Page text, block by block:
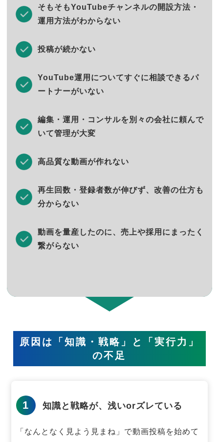
そもそもYouTubeチャンネルの開設方法・
運用方法がわからない
投稿が続かない
YouTube運用についてすぐに相談できるパ
ートナーがいない
編集・運用・コンサルを別々の会社に頼んで
いて管理が大変
高品質な動画が作れない
再生回数・登録者数が伸びず、改善の仕方も
分からない
動画を量産したのに、売上や採用にまったく
繋がらない
原因は「知識・戦略」と「実行力」
の不足
1 知識と戦略が、浅いorズレている
「なんとなく見よう見まね」で動画投稿を始めて